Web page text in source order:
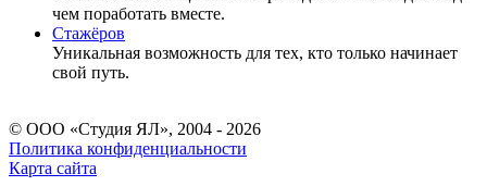
чем поработать вместе.
Стажёров
Уникальная возможность для тех, кто только начинает
свой путь.
© ООО «Студия ЯЛ», 2004 - 2026
Политика конфиденциальности
Карта сайта